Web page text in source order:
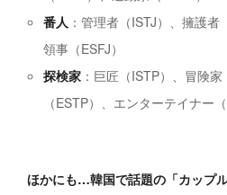
番人 ：管理者（ISTJ）、擁護者
領事（ESFJ）
探検家 ：巨匠（ISTP）、冒険
（ESTP）、エンターテイナー（
ほかにも…韓国で話題の「カップ